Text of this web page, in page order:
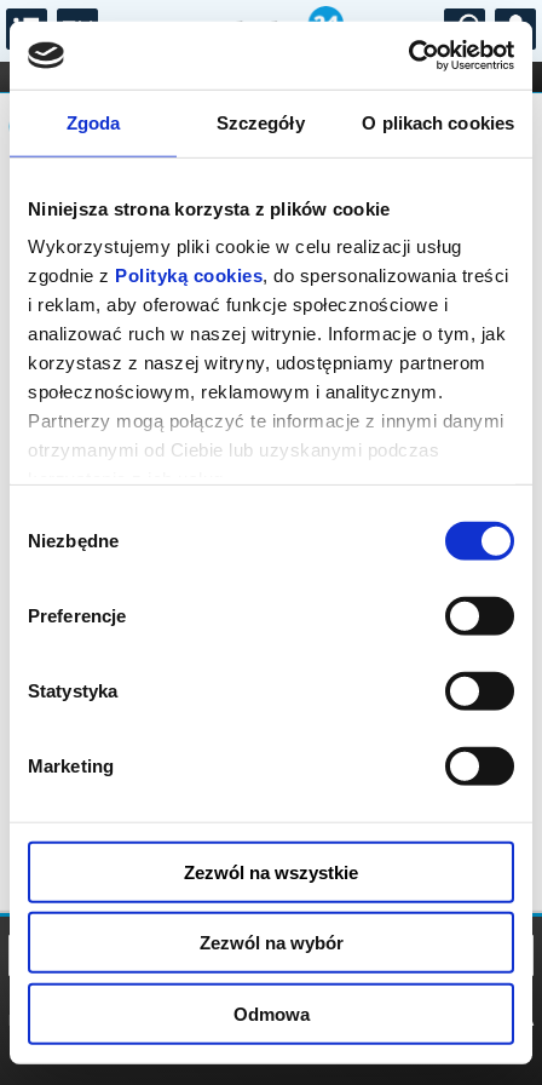
Zgoda Szczegóły O plikach cookies
Niniejsza strona korzysta z plików cookie
Wykorzystujemy pliki cookie w celu realizacji usług
zgodnie z Polityką cookies, do spersonalizowania treści
i reklam, aby oferować funkcje społecznościowe i
analizować ruch w naszej witrynie. Informacje o tym, jak
korzystasz z naszej witryny, udostępniamy partnerom
społecznościowym, reklamowym i analitycznym.
Partnerzy mogą połączyć te informacje z innymi danymi
otrzymanymi od Ciebie lub uzyskanymi podczas
zgody
Niezbędne
Preferencje
Statystyka
Marketing
Zezwól na wszystkie
Zezwól na wybór
Odmowa
...
FILHARMONIA OPERA I BALET
STAND-UP
DLA DZIECI
Komunikat
Sprzedaż on-line została zakończona,
sprawdź dostępność biletów w kasie.
POLITYKA
POLITYKA